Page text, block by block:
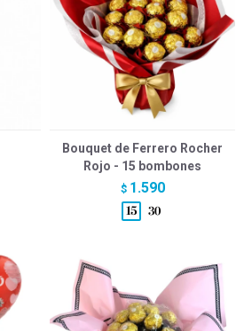
Bouquet de Ferrero Rocher
Rojo - 15 bombones
$ 1.590